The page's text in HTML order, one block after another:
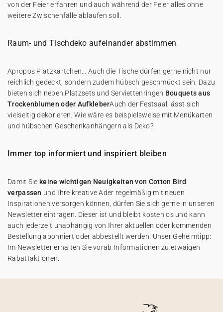
von der Feier erfahren und auch während der Feier alles ohne
weitere Zwischenfälle ablaufen soll.
Raum- und Tischdeko aufeinander abstimmen
Apropos Platzkärtchen… Auch die Tische dürfen gerne nicht nur
reichlich gedeckt, sondern zudem hübsch geschmückt sein. Dazu
bieten sich neben Platzsets und Serviettenringen Bouquets aus
Trockenblumen oder AufkleberAuch der Festsaal lässt sich
vielseitig dekorieren. Wie wäre es beispielsweise mit Menükarten
und hübschen Geschenkanhängern als Deko?
Immer top informiert und inspiriert bleiben
Damit Sie keine wichtigen Neuigkeiten von Cotton Bird
verpassen und Ihre kreative Ader regelmäßig mit neuen
Inspirationen versorgen können, dürfen Sie sich gerne in unseren
Newsletter eintragen. Dieser ist und bleibt kostenlos und kann
auch jederzeit unabhängig von Ihrer aktuellen oder kommenden
Bestellung abonniert oder abbestellt werden. Unser Geheimtipp:
Im Newsletter erhalten Sie vorab Informationen zu etwaigen
Rabattaktionen.